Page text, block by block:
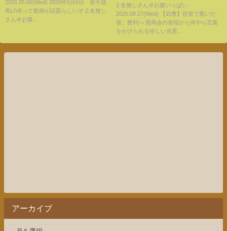
2026.05.06(Wed) 2026年5月6日 岩手競
馬LIVEって動画が話題らしいぞ 2:名無し
さん＠お腹...
をかけられる珍しい光景
1:名無しさん＠お腹いっぱい
2025.08.27(Wed) 【武豊】控室で寛いだ
後、整列へ 競馬会の首領から何やら言葉
をかけられる珍しい光景...
アーカイブ